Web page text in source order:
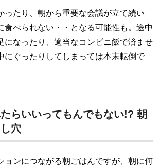
ったり、朝から重要な会議が立て続い
食べられない・・となる可能性も。途中
になったり、適当なコンビニ飯で済ませ
にぐったりしてしまっては本末転倒で
らいいってもんでもない!? 朝
穴
ョンにつながる朝ごはんですが、朝に何